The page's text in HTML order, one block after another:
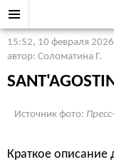
15:52, 10 февраля 2026
автор: Соломатина Г.
Источник фото:
Краткое описание